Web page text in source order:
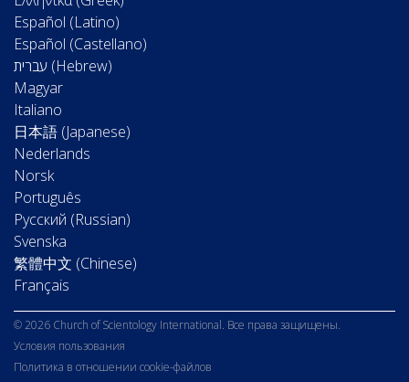
Español (Latino)
Español (Castellano)
Magyar
Italiano
日本語 (Japanese)
Nederlands
Norsk
Português
Русский (Russian)
Svenska
繁體中文 (Chinese)
Français
© 2026 Church of Scientology International. Все права защищены.
Условия пользования
Политика в отношении cookie-файлов